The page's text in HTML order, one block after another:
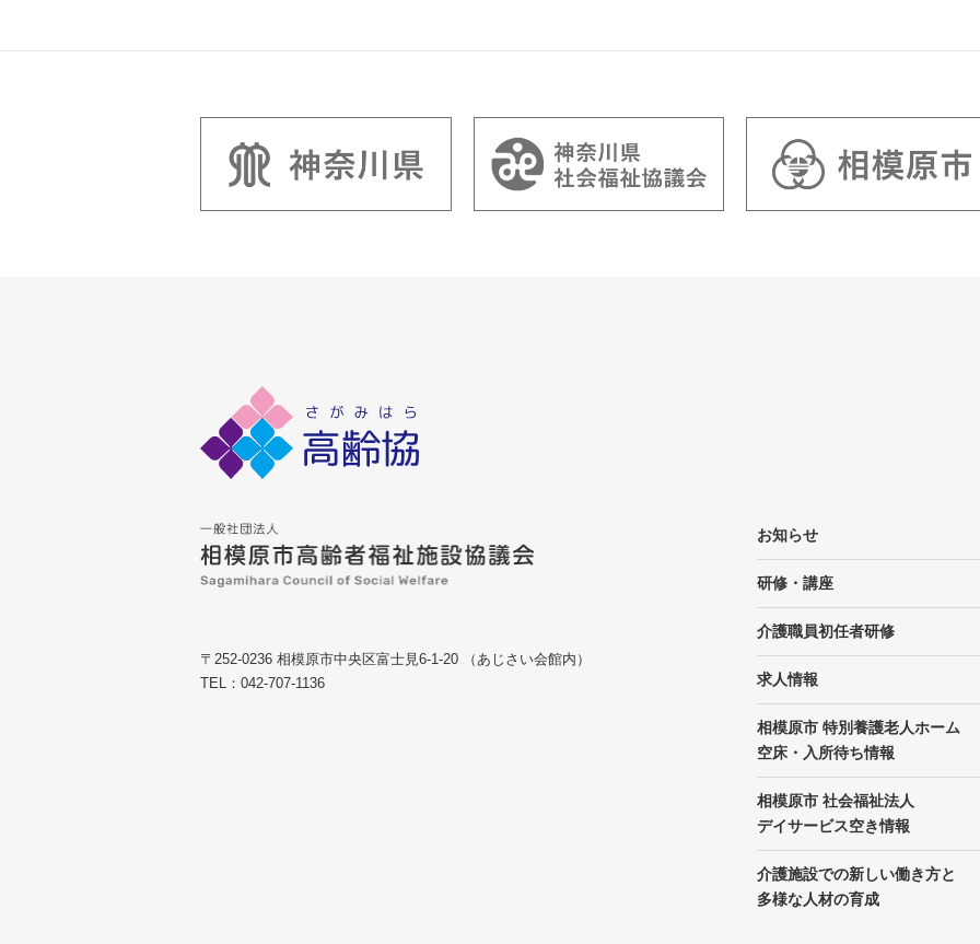
〒252-0236 相模原市中央区富士見6-1-20 （あじさい会館内）
TEL：042-707-1136
お知らせ
研修・講座
介護職員初任者研修
求人情報
相模原市 特別養護老人ホーム
空床・入所待ち情報
相模原市 社会福祉法人
デイサービス空き情報
介護施設での新しい働き方と
多様な人材の育成